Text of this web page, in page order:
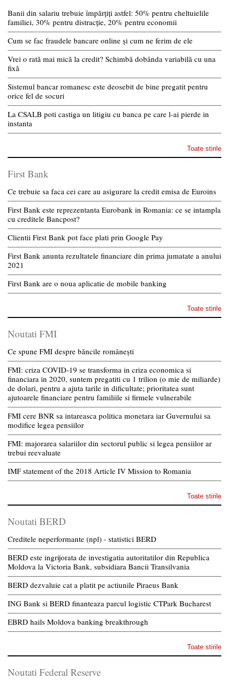
Banii din salariu trebuie împărțiți astfel: 50% pentru cheltuielile
familiei, 30% pentru distracție, 20% pentru economii
Cum se fac fraudele bancare online și cum ne ferim de ele
Vrei o rată mai mică la credit? Schimbă dobânda variabilă cu una
fixă
Sistemul bancar romanesc este deosebit de bine pregatit pentru
orice fel de socuri
La CSALB poti castiga un litigiu cu banca pe care l-ai pierde in
instanta
Toate stirile
First Bank
Ce trebuie sa faca cei care au asigurare la credit emisa de Euroins
First Bank este reprezentanta Eurobank in Romania: ce se intampla
cu creditele Bancpost?
Clientii First Bank pot face plati prin Google Pay
First Bank anunta rezultatele financiare din prima jumatate a anului
2021
First Bank are o noua aplicatie de mobile banking
Toate stirile
Noutati FMI
Ce spune FMI despre băncile românești
FMI: criza COVID-19 se transforma in criza economica si
financiara in 2020, suntem pregatiti cu 1 trilion (o mie de miliarde)
de dolari, pentru a ajuta tarile in dificultate; prioritatea sunt
ajutoarele financiare pentru familiile si firmele vulnerabile
FMI cere BNR sa intareasca politica monetara iar Guvernului sa
modifice legea pensiilor
FMI: majorarea salariilor din sectorul public si legea pensiilor ar
trebui reevaluate
IMF statement of the 2018 Article IV Mission to Romania
Toate stirile
Noutati BERD
Creditele neperformante (npl) - statistici BERD
BERD este ingrijorata de investigatia autoritatilor din Republica
Moldova la Victoria Bank, subsidiara Bancii Transilvania
BERD dezvaluie cat a platit pe actiunile Piraeus Bank
ING Bank si BERD finanteaza parcul logistic CTPark Bucharest
EBRD hails Moldova banking breakthrough
Toate stirile
Noutati Federal Reserve